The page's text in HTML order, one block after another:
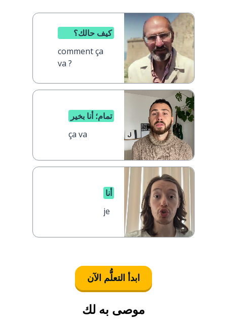
كيف حالك؟
comment ça
va ?
تمام؛ أنا بخير
ça va
أنا
je
ابدأ التعلُّم الآن
موصى به لك